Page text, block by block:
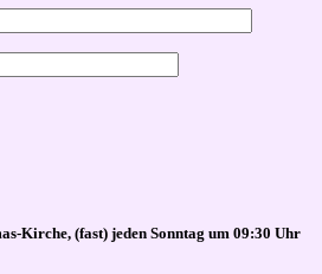
Kirche, (fast) jeden Sonntag um 09:30 Uhr